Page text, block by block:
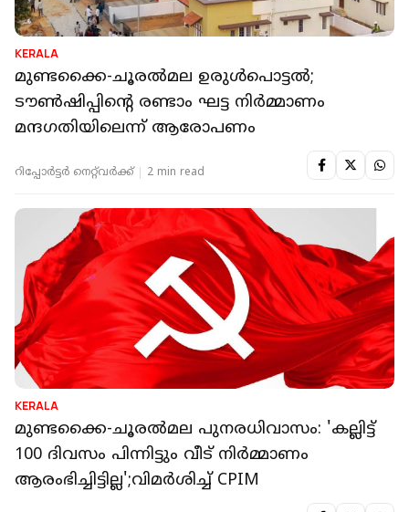
KERALA
മുണ്ടക്കൈ-ചൂരല്‍മല ഉരുള്‍പൊട്ടല്‍;
ടൗണ്‍ഷിപ്പിന്റെ രണ്ടാം ഘട്ട നിര്‍മ്മാണം
മന്ദഗതിയിലെന്ന് ആരോപണം
റിപ്പോർട്ടർ നെറ്റ്‌വര്‍ക്ക്‌ 2 min read
KERALA
മുണ്ടക്കൈ-ചൂരൽമല പുനരധിവാസം: 'കല്ലിട്ട്
100 ദിവസം പിന്നിട്ടും വീട് നിർമ്മാണം
ആരംഭിച്ചിട്ടില്ല';വിമർശിച്ച് CPIM